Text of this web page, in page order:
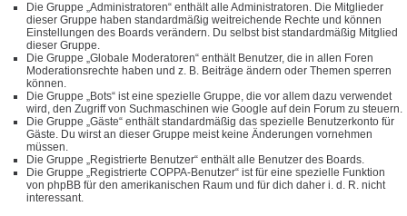
Die Gruppe „Administratoren“ enthält alle Administratoren. Die Mitglieder
dieser Gruppe haben standardmäßig weitreichende Rechte und können
Einstellungen des Boards verändern. Du selbst bist standardmäßig Mitglied
dieser Gruppe.
Die Gruppe „Globale Moderatoren“ enthält Benutzer, die in allen Foren
Moderationsrechte haben und z. B. Beiträge ändern oder Themen sperren
können.
Die Gruppe „Bots“ ist eine spezielle Gruppe, die vor allem dazu verwendet
wird, den Zugriff von Suchmaschinen wie Google auf dein Forum zu steuern.
Die Gruppe „Gäste“ enthält standardmäßig das spezielle Benutzerkonto für
Gäste. Du wirst an dieser Gruppe meist keine Änderungen vornehmen
müssen.
Die Gruppe „Registrierte Benutzer“ enthält alle Benutzer des Boards.
Die Gruppe „Registrierte COPPA-Benutzer“ ist für eine spezielle Funktion
von phpBB für den amerikanischen Raum und für dich daher i. d. R. nicht
interessant.